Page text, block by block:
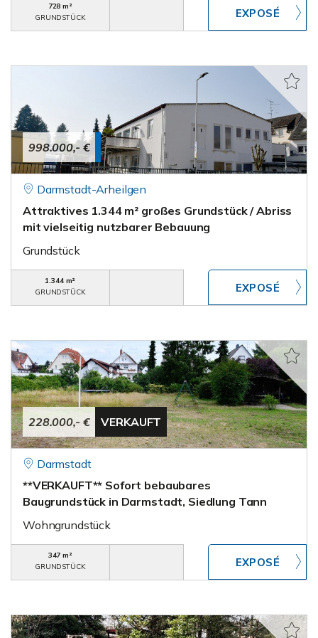
728 m²
GRUNDSTÜCK
998.000,- €
Darmstadt-Arheilgen
Attraktives 1.344 m² großes Grundstück / Abriss
mit vielseitig nutzbarer Bebauung
Grundstück
1.344 m²
GRUNDSTÜCK
228.000,- € VERKAUFT
Darmstadt
**VERKAUFT** Sofort bebaubares
Baugrundstück in Darmstadt, Siedlung Tann
Wohngrundstück
347 m²
GRUNDSTÜCK